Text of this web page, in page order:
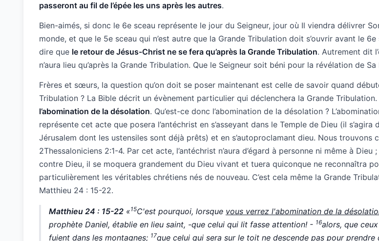
passeront au fil de l’épée les uns après les autres.
Bien-aimés, si donc le 6e sceau représente le jour du Seigneur, jour où Il viendra délivrer
monde, et que le 5e sceau qui n’est autre que la Grande Tribulation doit s’ouvrir avant le
dire que le retour de Jésus-Christ ne se fera qu’après la Grande Tribulation. Autrement dit
n’aura lieu qu’après la Grande Tribulation. Que le Seigneur soit béni pour la révélation de Sa
Frères et sœurs, la question qu’on doit se poser maintenant est celle de savoir quand
Tribulation ? La Bible décrit un évènement particulier qui déclenchera la Grande
l’abomination de la désolation. Qu’est-ce donc l’abomination de la désolation ?
représente cet acte que posera l’antéchrist en s’asseyant dans le Temple de Dieu (il s’agira
Jérusalem dont les ustensiles sont déjà prêts) et en s’autoproclamant dieu. Nous trouvons
2Thessaloniciens 2:1-4. Par cet acte, l’antéchrist n’aura d’égard à personne ni même à Dieu
contre Dieu, il se moquera grandement du Dieu vivant et tuera quiconque ne reconnaîtra
particulièrement les véritables chrétiens nés de nouveau. C’est cela même la Grande
Matthieu 24 : 15-22.
Matthieu 24 : 15-22 «15C'est pourquoi, lorsque vous verrez l'abomination de la
prophète Daniel, établie en lieu saint, -que celui qui lit fasse attention! - 16alors, que
fuient dans les montagnes; 17que celui qui sera sur le toit ne descende pas pour prendre